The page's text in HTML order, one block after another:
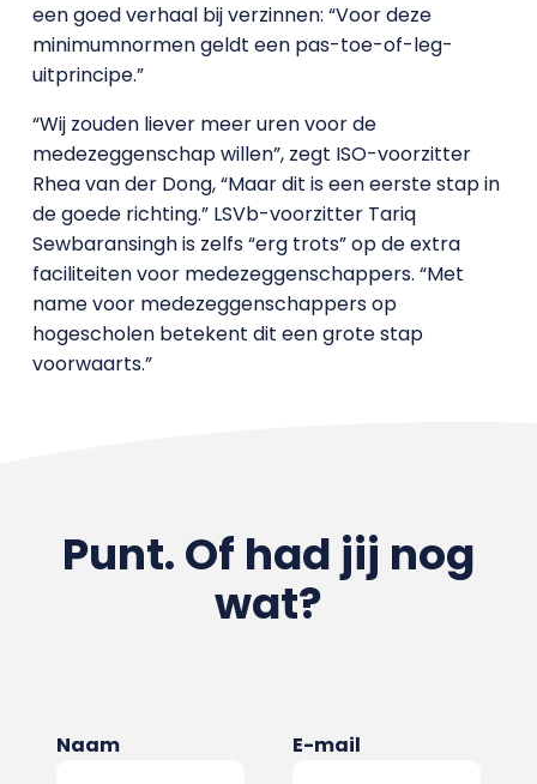
een goed verhaal bij verzinnen: “Voor deze
minimumnormen geldt een pas-toe-of-leg-
uitprincipe.”
“Wij zouden liever meer uren voor de
medezeggenschap willen”, zegt ISO-voorzitter
Rhea van der Dong, “Maar dit is een eerste stap in
de goede richting.” LSVb-voorzitter Tariq
Sewbaransingh is zelfs “erg trots” op de extra
faciliteiten voor medezeggenschappers. “Met
name voor medezeggenschappers op
hogescholen betekent dit een grote stap
voorwaarts.”
Punt. Of had jij nog
wat?
Naam E-mail